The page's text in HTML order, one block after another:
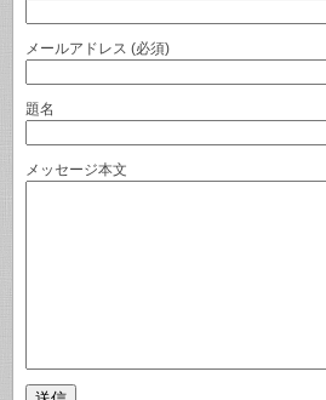
メールアドレス (必須)
題名
メッセージ本文